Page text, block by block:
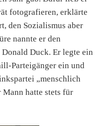
fotografieren, erklärte
den Sozialismus aber
nannte er den
Duck. Er legte ein
Parteigänger ein und
„menschlich
hatte stets für